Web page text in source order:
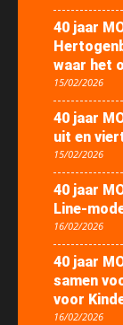
40 jaar
waar het
15/02/2026
40 jaar
uit en
15/02/2026
40 jaar
Line-
16/02/2026
40 jaar
samen
voor
16/02/2026